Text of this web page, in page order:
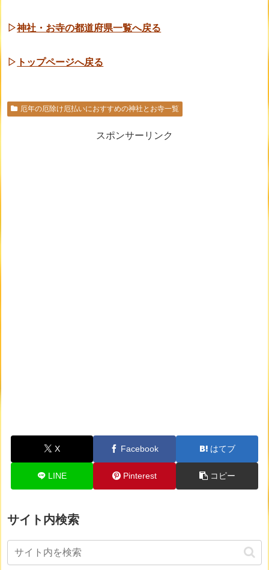
▷神社・お寺の都道府県一覧へ戻る
▷ トップページへ戻る
厄年の厄除け厄払いにおすすめの神社とお寺一覧
スポンサーリンク
X Facebook はてブ
LINE Pinterest コピー
サイト内検索